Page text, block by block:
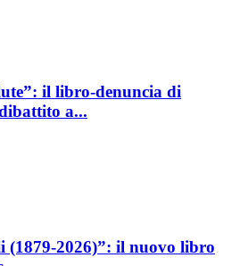
il libro-denuncia di
a...
(1879-2026)”: il nuovo libro